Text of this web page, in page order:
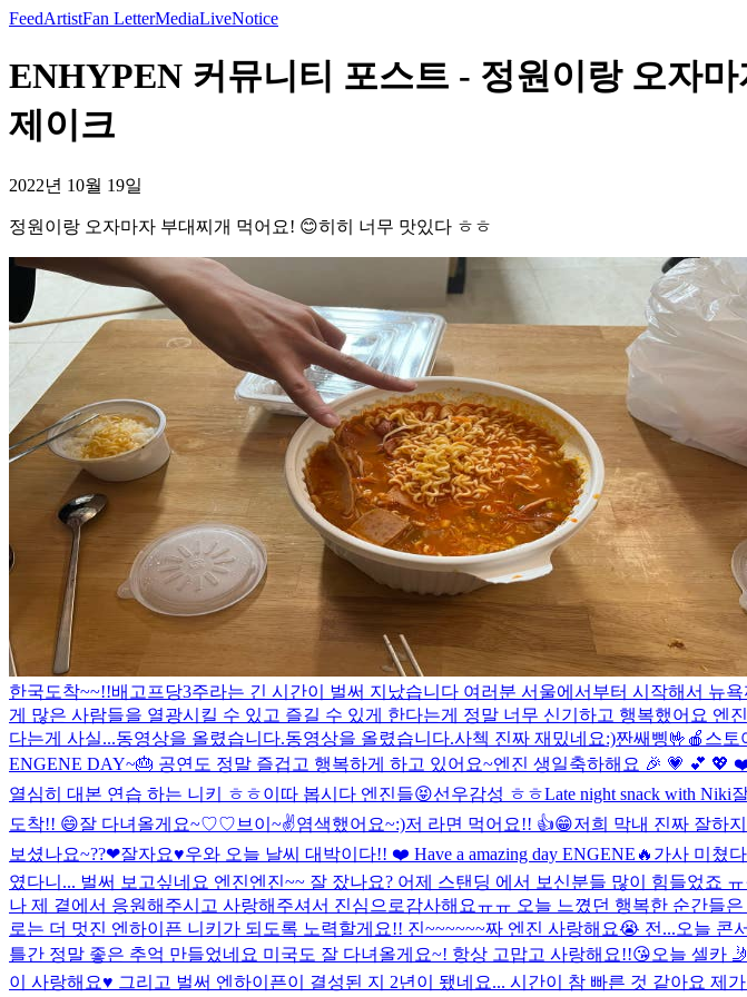
FeedArtistFan LetterMediaLiveNotice
ENHYPEN 커뮤니티 포스트 - 정원이랑 오자
제이크
2022년 10월 19일
정원이랑 오자마자 부대찌개 먹어요! 😊히히 너무 맛있다 ㅎㅎ
한국도착~~!!배고프당3주라는 긴 시간이 벌써 지났습니다 여러분 서울에서부터 시작해서 뉴
게 많은 사람들을 열광시킬 수 있고 즐길 수 있게 한다는게 정말 너무 신기하고 행복했어요
다는게 사실...동영상을 올렸습니다.동영상을 올렸습니다.사첵 진짜 재밌네요:)짠쌔삥🤟 🍎스토
ENGENE DAY~🎂 공연도 정말 즐겁고 행복하게 하고 있어요~엔진 생일축하해요 🎉 💗 💕 💖
열심히 대본 연습 하는 니키 ㅎㅎ이따 봅시다 엔진들😝선우감성 ㅎㅎLate night snack with Niki
도착!! 😄잘 다녀올게요~♡♡ 브이~✌️염색했어요~:)저 라면 먹어요!! 👍😁저희 막내 진짜 잘하
보셨나요~??❤︎잘자요♥️우와 오늘 날씨 대박이다!! ❤️ Have a amazing day ENGENE🔥 가사 미쳤
였다니... 벌써 보고싶네요 엔진엔진~~ 잘 잤나요? 어제 스탠딩 에서 보신분들 많이 힘들었죠
나 제 곁에서 응원해주시고 사랑해주셔서 진심으로감사해요ㅠㅠ 오늘 느꼈던 행복한 순간들
로는 더 멋진 엔하이픈 니키가 되도록 노력할게요!! 진~~~~~~짜 엔진 사랑해요😭 전...오늘 콘
틀간 정말 좋은 추억 만들었네요 미국도 잘 다녀올게요~! 항상 고맙고 사랑해요!!😘오늘 셀카
이 사랑해요♥️ 그리고 벌써 엔하이픈이 결성된 지 2년이 됐네요... 시간이 참 빠른 것 같아요